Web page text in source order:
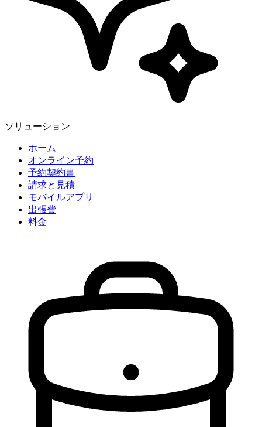
ソリューション
ホーム
オンライン予約
予約契約書
請求と見積
モバイルアプリ
出張費
料金